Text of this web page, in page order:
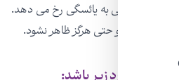
یا سالهای منتهی به یائسگی رخ می دهد.
تا سالها بعد و حتی هرگز ظاهر نشود.